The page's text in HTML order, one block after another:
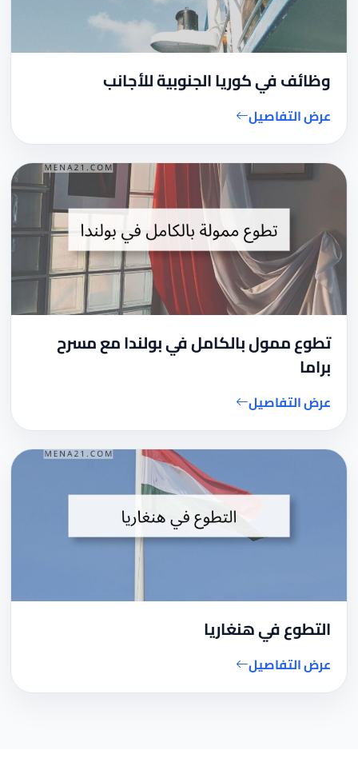
وظائف في كوريا الجنوبية للأجانب
عرض التفاصيل
تطوع ممول بالكامل في بولندا مع مسرح
براما
عرض التفاصيل
التطوع في هنغاريا
عرض التفاصيل